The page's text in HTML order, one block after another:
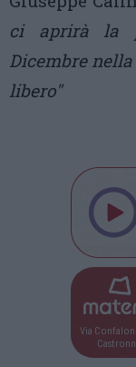
ci aprirà la
Dicembre
libero"
Via